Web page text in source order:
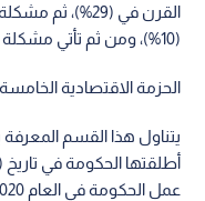
القرن في (29%)،
(10%)، ومن ثم تأتي مشكلة الوضع الاقتصادي بصفة عامة (7%).
الحزمة الاقتصادية الخامسة
يتناول هذا القسم المعرفة